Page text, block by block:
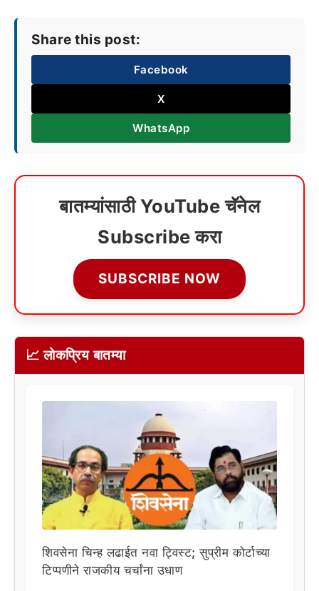
Share this post:
Facebook
X
WhatsApp
बातम्यांसाठी YouTube चॅनेल
Subscribe करा
SUBSCRIBE NOW
📈 लोकप्रिय बातम्या
शिवसेना चिन्ह लढाईत नवा ट्विस्ट; सुप्रीम कोर्टाच्या
टिप्पणीने राजकीय चर्चांना उधाण